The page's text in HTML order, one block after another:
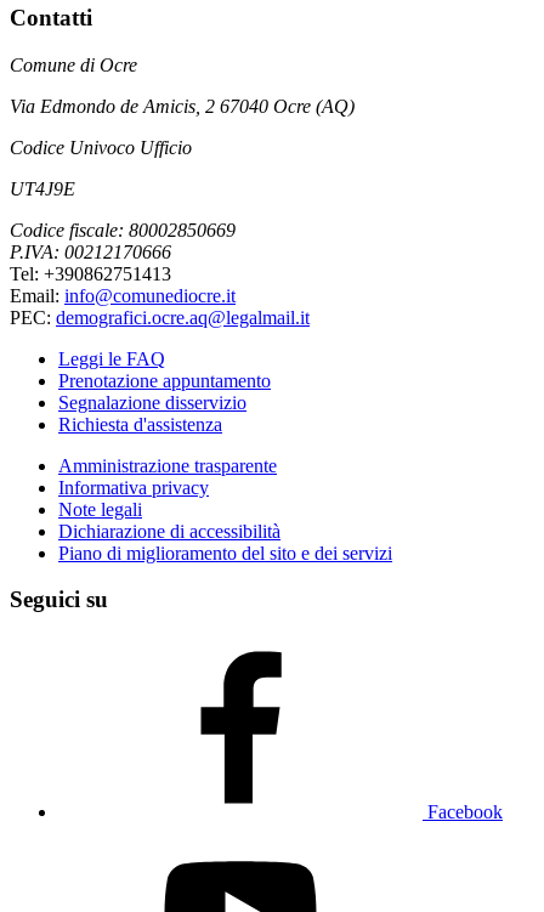
Contatti
Comune di Ocre
Via Edmondo de Amicis, 2 67040 Ocre (AQ)
Codice Univoco Ufficio
UT4J9E
Codice fiscale: 80002850669
P.IVA: 00212170666
Tel: +390862751413
Email: info@comunediocre.it
PEC: demografici.ocre.aq@legalmail.it
Leggi le FAQ
Prenotazione appuntamento
Segnalazione disservizio
Richiesta d'assistenza
Amministrazione trasparente
Informativa privacy
Note legali
Dichiarazione di accessibilità
Piano di miglioramento del sito e dei servizi
Seguici su
Facebook